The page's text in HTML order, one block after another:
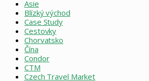
Asie
Blízký východ
Case Study
Cestovky
Chorvatsko
Čína
Condor
CTM
Czech Travel Market